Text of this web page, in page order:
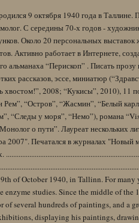
9 октября 1940 года в
С середины 70-х годов -
Около 20 персональных выставок
Активно работает в Интернете,
альманаха “Перископ” . Писать
рассказов, эссе, миниатюр
хвостом!”, 2008; “Кукисы”, 2010), 11
Рем”, “Остров”, “Жасмин”, “Белый
“Следы у моря”, “Немо”), романа
о пути”. Лауреат нескольких
2007". Печатался в журналах
of October 1940, in Tallinn. For many
enzyme studies. Since the middle of the
of several hundreds of paintings, and a
displaying his paintings,